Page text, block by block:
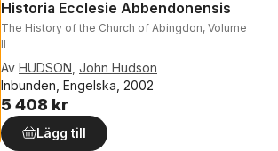
Historia Ecclesie Abbendonensis
The History of the Church of Abingdon, Volume
II
Av HUDSON John Hudson
Inbunden, Engelska, 2002
5 408 kr
Lägg till